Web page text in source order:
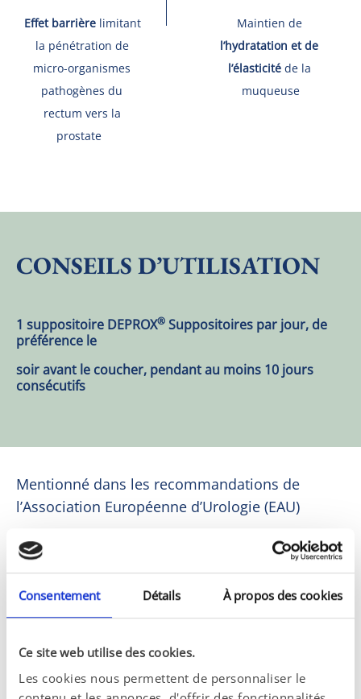
Consentement Détails À propos des cookies
Ce site web utilise des cookies.
Les cookies nous permettent de personnaliser le
Effet barrière limitant
la pénétration de
micro-organismes
pathogènes du
rectum vers la
prostate
Maintien de
l’hydratation et de
l’élasticité de la
muqueuse
CONSEILS D’UTILISATION
1 suppositoire DEPROX® Suppositoires par jour, de
préférence le
soir avant le coucher, pendant au moins 10 jours
consécutifs
Mentionné dans les recommandations de
l’Association Européenne d’Urologie (EAU)
DEPROX
est mentionné dans
les recommandations de l’Association
Européenne d’Urologie (EAU) dans la section
Prise en charge pharmacologique du
sur des patients traités avec des suppositoires